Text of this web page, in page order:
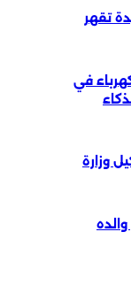
تقهر
في
وزارة